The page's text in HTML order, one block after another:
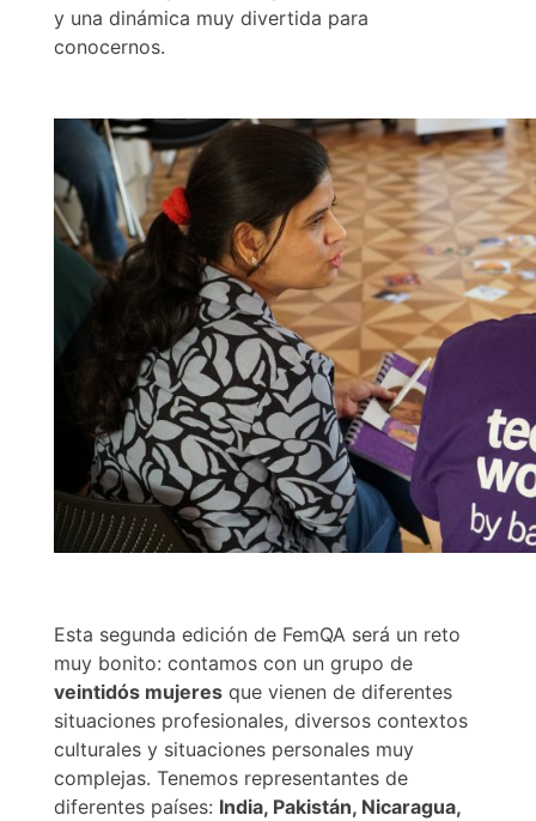
y una dinámica muy divertida para
conocernos.
Esta segunda edición de FemQA será un reto
muy bonito: contamos con un grupo de
veintidós mujeresque vienen de diferentes
situaciones profesionales, diversos contextos
culturales y situaciones personales muy
complejas. Tenemos representantes de
diferentes países: India, Pakistán, Nicaragua,